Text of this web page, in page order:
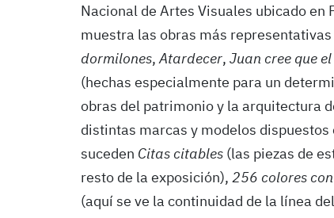
Nacional de Artes Visuales ubicado en
muestra las obras más
dormilones,Atardecer, Juan cree que
(hechas especialmente para un
obras del patrimonio y la arquitectura
distintas marcas y modelos
suceden Citas citables (las piezas de
resto de la exposición), 256 colores
(aquí se ve la continuidad de la línea